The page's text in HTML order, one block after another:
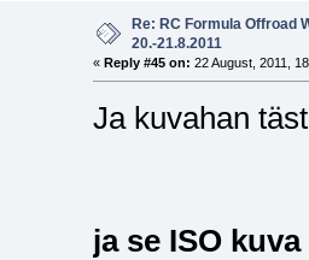
Re: RC Formula Offroad
20.-21.8.2011
« Reply #45 on: 22 August, 2011,
Ja kuvahan
ja se ISO